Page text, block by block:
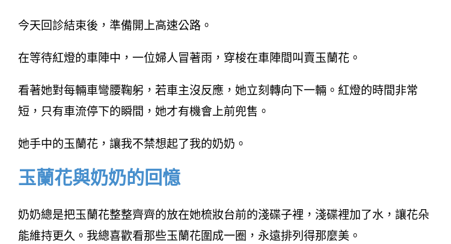
今天回診結束後，準備開上高速公路。
在等待紅燈的車陣中，一位婦人冒著雨，穿梭在車陣間叫賣玉蘭花。
看著她對每輛車彎腰鞠躬，若車主沒反應，她立刻轉向下一輛。紅燈的時間非常
短，只有車流停下的瞬間，她才有機會上前兜售。
她手中的玉蘭花，讓我不禁想起了我的奶奶。
玉蘭花與奶奶的回憶
奶奶總是把玉蘭花整整齊齊的放在她梳妝台前的淺碟子裡，淺碟裡加了水，讓花朵
能維持更久。我總喜歡看那些玉蘭花圍成一圈，永遠排列得那麼美。